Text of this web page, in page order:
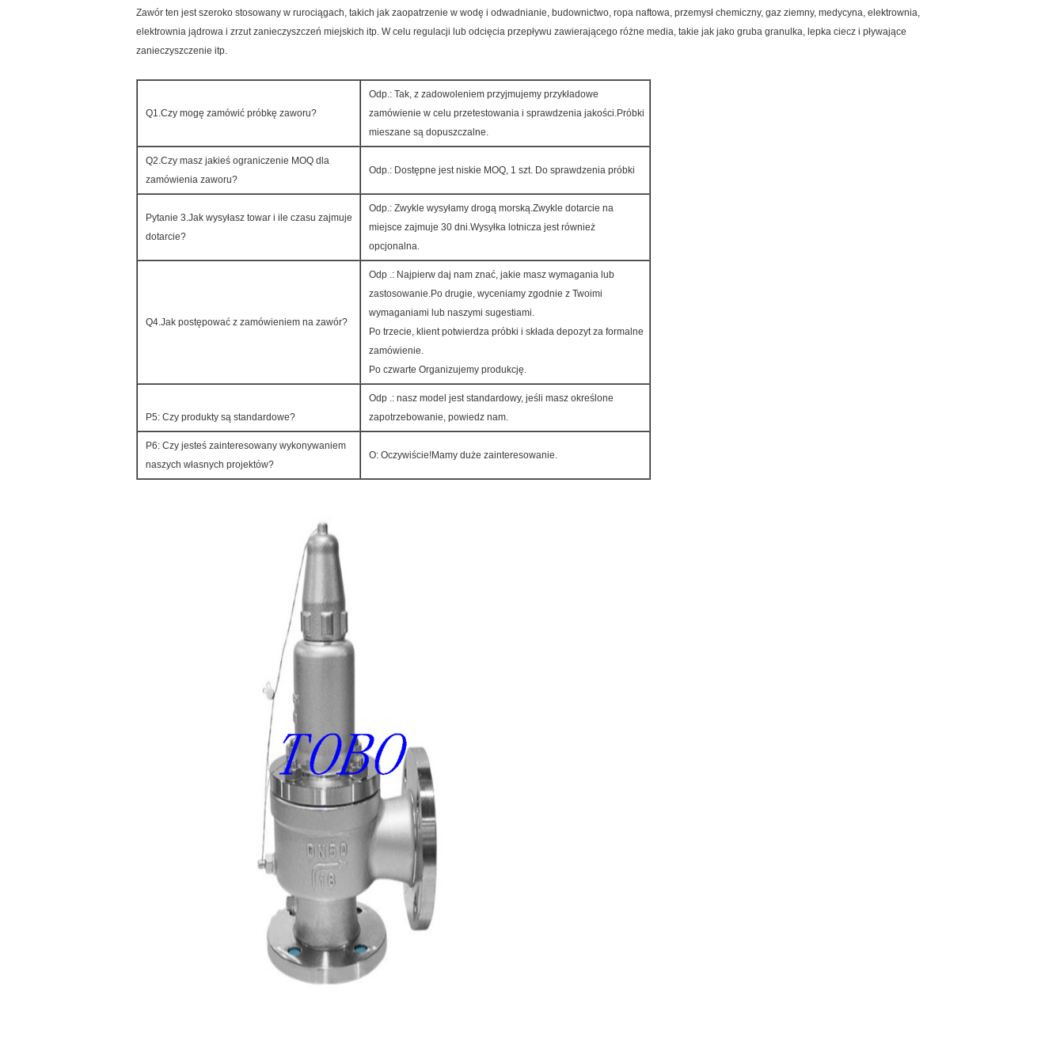
Zawór ten jest szeroko stosowany w rurociągach, takich jak zaopatrzenie w wodę i odwadnianie, budownictwo, ropa naftowa, przemysł chemiczny, gaz ziemny, medycyna, elektrownia,
elektrownia jądrowa i zrzut zanieczyszczeń miejskich itp. W celu regulacji lub odcięcia przepływu zawierającego różne media, takie jak jako gruba granulka, lepka ciecz i pływające
zanieczyszczenie itp.
Q1.Czy mogę zamówić próbkę zaworu?
Odp.: Tak, z zadowoleniem przyjmujemy przykładowe
zamówienie w celu przetestowania i sprawdzenia jakości.Próbki
mieszane są dopuszczalne.
Q2.Czy masz jakieś ograniczenie MOQ dla
zamówienia zaworu?
Odp.: Dostępne jest niskie MOQ, 1 szt. Do sprawdzenia próbki
Pytanie 3.Jak wysyłasz towar i ile czasu zajmuje
dotarcie?
Odp.: Zwykle wysyłamy drogą morską.Zwykle dotarcie na
miejsce zajmuje 30 dni.Wysyłka lotnicza jest również
opcjonalna.
Q4.Jak postępować z zamówieniem na zawór?
Odp .: Najpierw daj nam znać, jakie masz wymagania lub
zastosowanie.Po drugie, wyceniamy zgodnie z Twoimi
wymaganiami lub naszymi sugestiami.
Po trzecie, klient potwierdza próbki i składa depozyt za formalne
zamówienie.
Po czwarte Organizujemy produkcję.
P5: Czy produkty są standardowe?
Odp .: nasz model jest standardowy, jeśli masz określone
zapotrzebowanie, powiedz nam.
P6: Czy jesteś zainteresowany wykonywaniem
naszych własnych projektów?
O: Oczywiście!Mamy duże zainteresowanie.